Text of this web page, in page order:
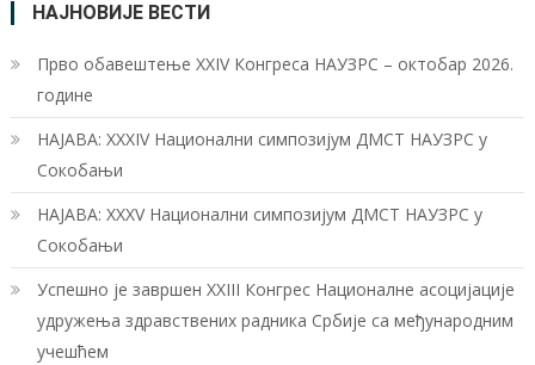
НАЈНОВИЈЕ ВЕСТИ
Прво обавештење XXIV Конгреса НАУЗРС – октобар 2026.
године
НАЈАВА: XXXIV Национални симпозијум ДМСТ НАУЗРС у
Сокобањи
НАЈАВА: XXXV Национални симпозијум ДМСТ НАУЗРС у
Сокобањи
Успешно је завршен XXIII Конгрес Националне асоцијације
удружења здравствених радника Србије са међународним
учешћем